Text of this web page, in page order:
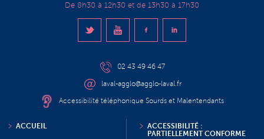
De 8h30 à 12h30 et de 13h30 à 17h30
02 43 49 46 47
laval-agglo@agglo-laval.fr
Accessibilité téléphonique Sourds et Malentendants
ACCUEIL
ACCESSIBILITÉ :
PARTIELLEMENT CONFORME